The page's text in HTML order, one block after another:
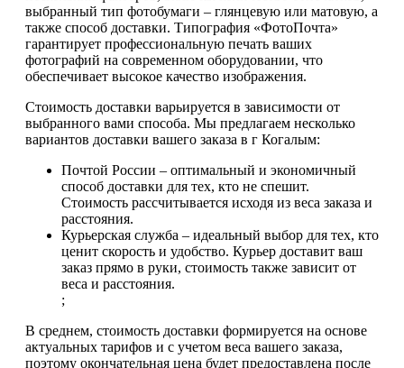
выбранный тип фотобумаги – глянцевую или матовую, а
также способ доставки. Типография «ФотоПочта»
гарантирует профессиональную печать ваших
фотографий на современном оборудовании, что
обеспечивает высокое качество изображения.
Стоимость доставки варьируется в зависимости от
выбранного вами способа. Мы предлагаем несколько
вариантов доставки вашего заказа в г Когалым:
Почтой России – оптимальный и экономичный
способ доставки для тех, кто не спешит.
Стоимость рассчитывается исходя из веса заказа и
расстояния.
Курьерская служба – идеальный выбор для тех, кто
ценит скорость и удобство. Курьер доставит ваш
заказ прямо в руки, стоимость также зависит от
веса и расстояния.
;
В среднем, стоимость доставки формируется на основе
актуальных тарифов и с учетом веса вашего заказа,
поэтому окончательная цена будет предоставлена после